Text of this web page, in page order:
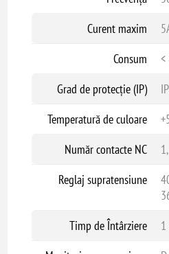
Curent maxim
Consum
<
Grad de protecție (IP)
Temperatură de culoare
Număr contacte NC
Reglaj supratensiune
Timp de Întârziere